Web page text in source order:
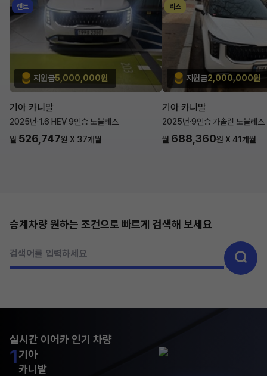
렌트
지원금5,000,000원
기아 카니발
2025년·1.6 HEV 9인승 노블레스
월 526,747원 X 37개월
리스
지원금2,000,000원
기아 카니발
2025년·9인승 가솔린 노블레스
월 688,360원 X41개월
승계차량 원하는 조건으로 빠르게 검색해 보세요
검색어를 입력하세요
실시간 이어카 인기 차량
1기아
카니발